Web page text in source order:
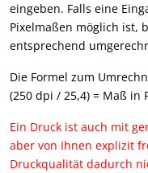
eingeben. Falls eine
Pixelmaßen möglich ist,
entsprechend
Die Formel zum
(250 dpi / 25,4) = Maß in
Ein Druck ist auch mit
aber von Ihnen explizit
Druckqualität dadurch